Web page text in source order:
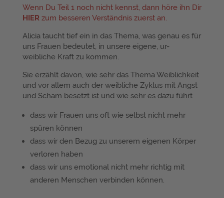
Wenn Du Teil 1 noch nicht kennst, dann höre ihn Dir
HIERzum besseren Verständnis zuerst an.
Alicia taucht tief ein in das Thema, was genau es für
uns Frauen bedeutet, in unsere eigene, ur-
weibliche Kraft zu kommen.
Sie erzählt davon, wie sehr das Thema Weiblichkeit
und vor allem auch der weibliche Zyklus mit Angst
und Scham besetzt ist und wie sehr es dazu führt
dass wir Frauen uns oft wie selbst nicht mehr
spüren können
dass wir den Bezug zu unserem eigenen Körper
verloren haben
dass wir uns emotional nicht mehr richtig mit
anderen Menschen verbinden können.